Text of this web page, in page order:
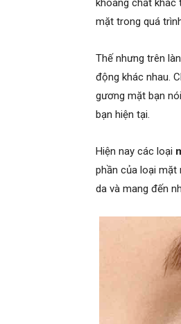
khoáng chất khác
mặt trong quá
Thế nhưng trên
động khác nhau.
gương mặt bạn
bạn hiện tại.
Hiện nay các loại
phần của loại
da và mang đến